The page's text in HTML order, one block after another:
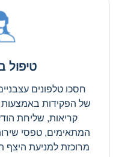
טיפול
חסכו טלפונים
של הפקידות
המתאימים, טפסי
מרוכזת למניעת היצף